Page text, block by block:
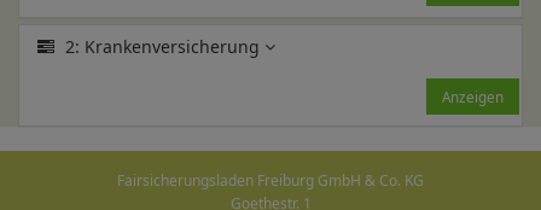
2: Krankenversicherung
Anzeigen
Fairsicherungsladen Freiburg GmbH & Co. KG
Goethestr. 1